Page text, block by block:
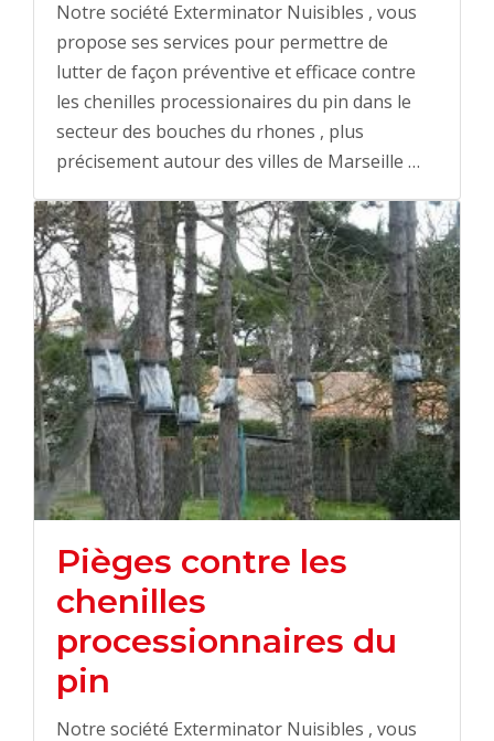
Notre société Exterminator Nuisibles , vous
propose ses services pour permettre de
lutter de façon préventive et efficace contre
les chenilles processionaires du pin dans le
secteur des bouches du rhones , plus
précisement autour des villes de Marseille …
Pièges contre les
chenilles
processionnaires du
pin
Notre société Exterminator Nuisibles , vous